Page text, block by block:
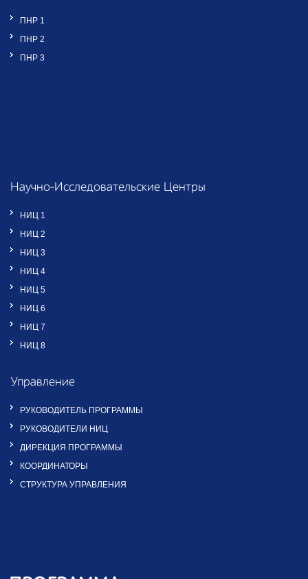
ПНР 1
ПНР 2
ПНР 3
Научно-Исследовательские Центры
НИЦ 1
НИЦ 2
НИЦ 3
НИЦ 4
НИЦ 5
НИЦ 6
НИЦ 7
НИЦ 8
Управление
РУКОВОДИТЕЛЬ ПРОГРАММЫ
РУКОВОДИТЕЛИ НИЦ
ДИРЕКЦИЯ ПРОГРАММЫ
КООРДИНАТОРЫ
СТРУКТУРА УПРАВЛЕНИЯ